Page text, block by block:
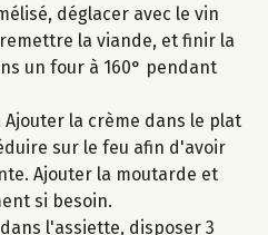
déglacer avec le vin
la viande, et finir la
un four à 160° pendant
Ajouter la crème dans le plat
sur le feu afin d'avoir
Ajouter la moutarde et
si besoin.
l'assiette, disposer 3